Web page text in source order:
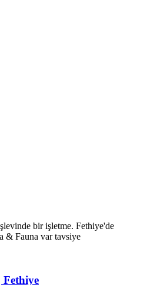
bir işletme. Fethiye'de
& Fauna var tavsiye